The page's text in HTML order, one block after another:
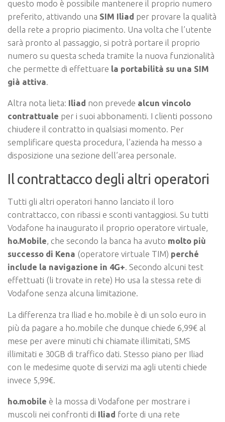
questo modo è possibile mantenere il proprio numero
preferito, attivando una SIM Iliad per provare la qualità
della rete a proprio piacimento. Una volta che l’utente
sarà pronto al passaggio, si potrà portare il proprio
numero su questa scheda tramite la nuova funzionalità
che permette di effettuare la portabilità su una SIM
già attiva
Altra nota lieta: Iliad non prevede alcun vincolo
contrattuale per i suoi abbonamenti. I clienti possono
chiudere il contratto in qualsiasi momento. Per
semplificare questa procedura, l’azienda ha messo a
disposizione una sezione dell’area personale.
Il contrattacco degli altri operatori
Tutti gli altri operatori hanno lanciato il loro
contrattacco, con ribassi e sconti vantaggiosi. Su tutti
Vodafone ha inaugurato il proprio operatore virtuale,
ho.Mobile, che secondo la banca ha avuto molto più
successo di Kena (operatore virtuale TIM) perché
include la navigazione in 4G+. Secondo alcuni test
effettuati (li trovate in rete) Ho usa la stessa rete di
Vodafone senza alcuna limitazione.
La differenza tra Iliad e ho.mobile è di un solo euro in
più da pagare a ho.mobile che dunque chiede 6,99€ al
mese per avere minuti chi chiamate illimitati, SMS
illimitati e 30GB di traffico dati. Stesso piano per Iliad
con le medesime quote di servizi ma agli utenti chiede
invece 5,99€.
ho.mobile è la mossa di Vodafone per mostrare i
muscoli nei confronti di Iliad forte di una rete